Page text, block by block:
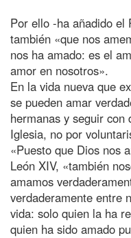
Por ello -ha añadido el
también «que nos
nos ha amado: es el
amor en nosotros».
En la vida nueva que
se pueden amar
hermanas y seguir
Iglesia, no por
«Puesto que Dios nos
León XIV, «también
amamos
verdaderamente entre
vida: solo quien la ha
quien ha sido amado